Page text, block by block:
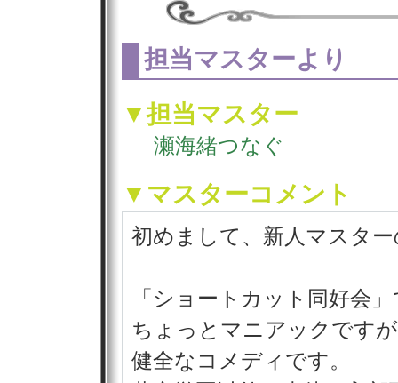
担当マスターより
▼担当マスター
瀬海緒つなぐ
▼マスターコメント
初めまして、新人マスタ
「ショートカット同好会
ちょっとマニアックです
健全なコメディです。